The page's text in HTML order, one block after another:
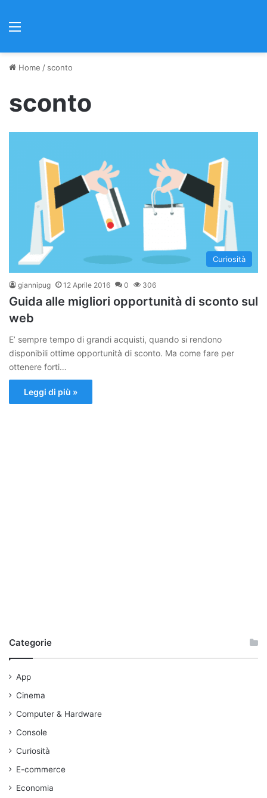
Home / sconto
sconto
Curiosità
giannipug 12 Aprile 2016 0 306
Guida alle migliori opportunità di sconto sul
web
E’ sempre tempo di grandi acquisti, quando si rendono
disponibili ottime opportunità di sconto. Ma come fare per
ottenere forti…
Leggi di più »
Categorie
App
Cinema
Computer & Hardware
Console
Curiosità
E-commerce
Economia